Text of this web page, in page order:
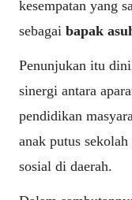
kesempatan yang
sebagai bapak
Penunjukan itu
sinergi antara
pendidikan
anak putus
sosial di daerah.